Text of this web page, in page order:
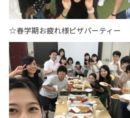
☆春学期お疲れ様ピザパーティー